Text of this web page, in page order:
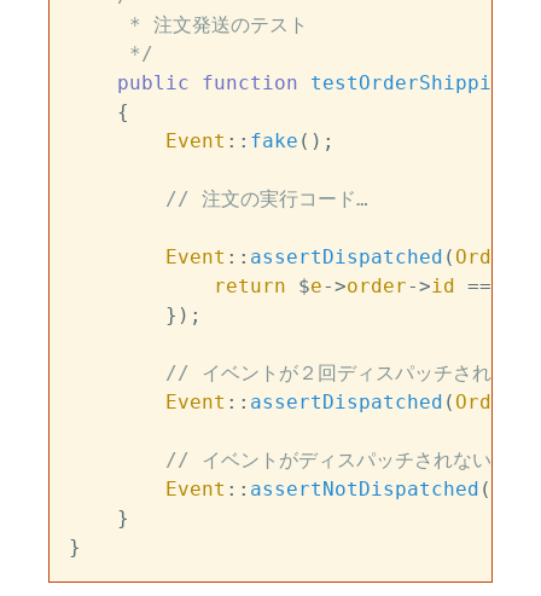
     * 注文発送のテスト
     */
public
function testOrderShipping
{
Event :: fake ();
// 注文の実行コード…
Event :: assertDispatched (
return $e->order->id === $
        });
// イベントが２回ディスパッチされるこ
Event :: assertDispatched (
// イベントがディスパッチされないこと
Event :: assertNotDispatched (
    }